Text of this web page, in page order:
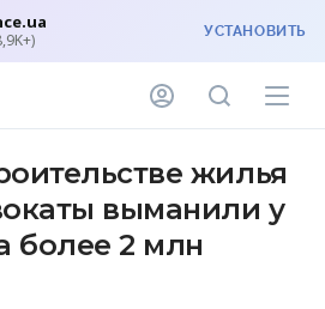
УСТАНОВИТЬ
жилья
выманили у
более 2 млн